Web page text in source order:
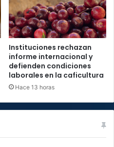
Instituciones rechazan
informe internacional y
defienden condiciones
laborales en la caficultura
Hace 13 horas